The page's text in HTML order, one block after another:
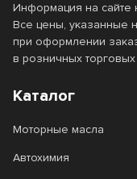
Информация на сайте
Все цены, указанные
при оформлении
в розничных торговых
Каталог
Моторные масла
Автохимия